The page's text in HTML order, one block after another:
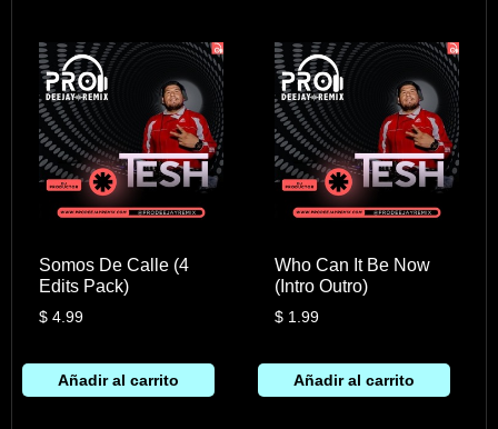
Somos De Calle (4
Edits Pack)
$4.99
Añadir al carrito
Who Can It Be Now
(Intro Outro)
$ 1.99
Añadir al carrito